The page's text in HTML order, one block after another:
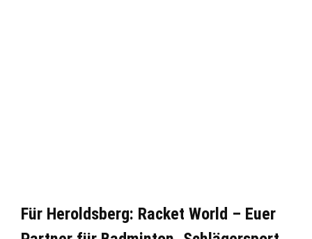
Für Heroldsberg: Racket World – Euer